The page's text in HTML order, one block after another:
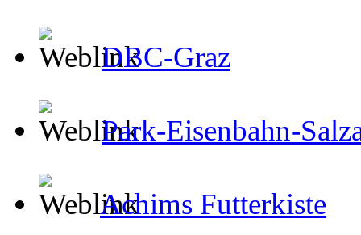
DBC-Graz
Park-Eisenbahn-
Achims Futterkiste